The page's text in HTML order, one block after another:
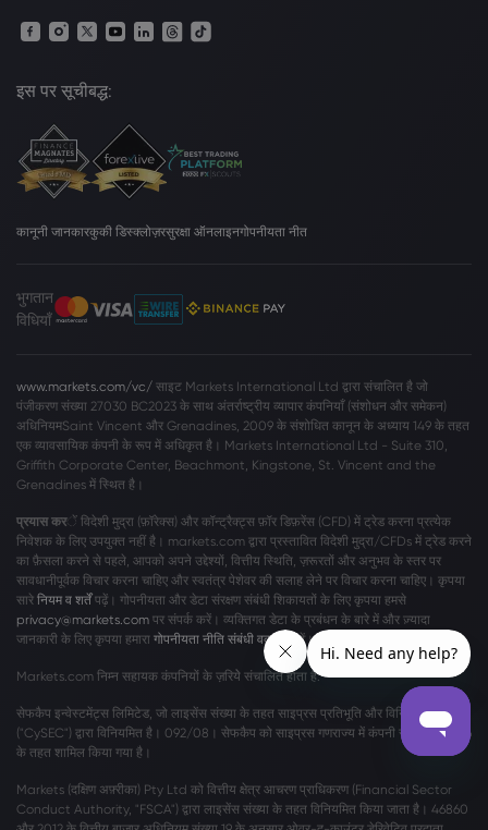
इस पर सूचीबद्ध:
कानूनी जानकारकुकी डिस्क्लोज़रसुरक्षा ऑनलाइनगोपनीयता नीत
भुगतान
विधियाँ
www.markets.com/vc/ साइट Markets International Ltd द्वारा संचालित है जो
पंजीकरण संख्या 27030 BC2023 के साथ अंतर्राष्ट्रीय व्यापार कंपनियाँ (संशोधन और समेकन)
अधिनियमSaint Vincent और Grenadines, 2009 के संशोधित कानून के अध्याय 149 के तहत
एक व्यावसायिक कंपनी के रूप में अधिकृत है। Markets International Ltd - Suite 310,
Griffith Corporate Center, Beachmont, Kingstone, St. Vincent and the
Grenadines में स्थित है।
प्रयास करें विदेशी मुद्रा (फ़ॉरेक्स) और कॉन्ट्रैक्ट्स फ़ॉर डिफ़रेंस (CFD) में ट्रेड करना प्रत्येक
निवेशक के लिए उपयुक्त नहीं है। markets.com द्वारा प्रस्तावित विदेशी मुद्रा/CFDs में ट्रेड करने
का फ़ैसला करने से पहले, आपको अपने उद्देश्यों, वित्तीय स्थिति, ज़रूरतों और अनुभव के स्तर पर
सावधानीपूर्वक विचार करना चाहिए और स्वतंत्र पेशेवर की सलाह लेने पर विचार करना चाहिए। कृपया
सारे नियम व शर्तेंपढ़ें। गोपनीयता और डेटा संरक्षण संबंधी शिकायतों के लिए कृपया हमसे
privacy@markets.com पर संपर्क करें। व्यक्तिगत डेटा के प्रबंधन के बारे में और ज़्यादा
जानकारी के लिए कृपया हमारा गोपनीयता नीति संबंधी वक्तव्य पढ़ें।
Markets.com निम्न सहायक कंपनियों के ज़रियेे संचालित होता है:
सेफकैप इन्वेस्टमेंट्स लिमिटेड, जो लाइसेंस संख्या के तहत साइप्रस प्रतिभूति और विनिमय आयोग
("CySEC") द्वारा विनियमित है। 092/08। सेफकैप को साइप्रस गणराज्य में कंपनी संख्या η186196
के तहत शामिल किया गया है।
Markets (दक्षिण अफ़्रीका) Pty Ltd को वित्तीय क्षेत्र आचरण प्राधिकरण (Financial Sector
Conduct Authority, "FSCA") द्वारा लाइसेंस संख्या के तहत विनियमित किया जाता है। 46860